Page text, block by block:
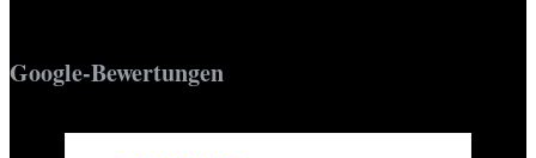
Google-Bewertungen